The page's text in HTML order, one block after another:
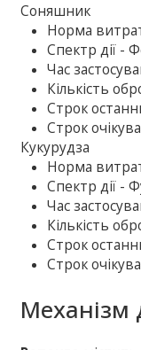
Соняшник
Норма
Спектр дії -
Час
Кількість
Строк
Строк
Кукурудза
Норма
Спектр дії -
Час
Кількість
Строк
Строк
Механізм